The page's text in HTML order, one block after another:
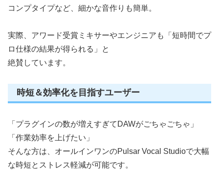
コンプタイプなど、細かな音作りも簡単。
実際、アワード受賞ミキサーやエンジニアも「短時間でプ
ロ仕様の結果が得られる」と
絶賛しています。
時短＆効率化を目指すユーザー
「プラグインの数が増えすぎてDAWがごちゃごちゃ」
「作業効率を上げたい」
そんな方は、オールインワンのPulsar Vocal Studioで大幅
な時短とストレス軽減が可能です。